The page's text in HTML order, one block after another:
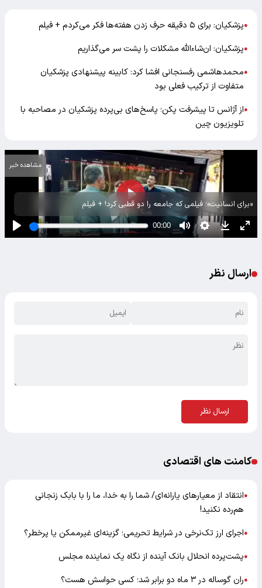
●پزشکیان: برای ۵ دقیقه حرف زدن هفته‌ها فکر می‌کردم + فیلم
●پزشکیان: ان‌شاءالله مشکلات را پشت سر می‌گذاریم
●محمدهاشمی رفسنجانی افشا کرد: کابینه پیشنهادی پزشکیان
متفاوت از ترکیب فعلی بود
●از آژانس تا پیشرفت پکن؛ پاسخ‌های بی‌پرده پزشکیان در مصاحبه با
تلویزیون چین
«برای انسانیت»؛ فیلمی که جامعه را دو قطبی کرد! + فیلم
مشاهده خبر
ارسال نظر
ارسال نظر
کامنت های اقتصادی
●انتقاد از معیارهای یارانه‌ای/ شما را به خدا، ما را با بابک زنجانی
هم‌رده نکنید!
●اجرای ارز تک‌نرخی در شرایط تحریمی؛ گزینه‌ای غیرممکن یا پرخطر؟
●پشت‌پرده انحلال بانک آینده از نگاه یک نماینده مجلس
●ران گوساله در ۳ ماه دو برابر شد؛ کسی حواسش هست؟